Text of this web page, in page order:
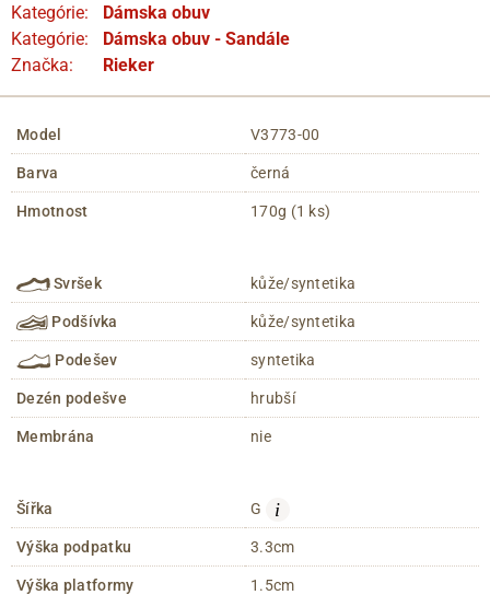
Kategórie:
Dámska obuv
Kategórie:
Dámska obuv - Sandále
Značka:
Rieker
Model V3773-00
Barva černá
Hmotnost 170g (1 ks)
Svršek kůže/syntetika
Podšívka kůže/syntetika
Podešev syntetika
Dezén podešve hrubší
Membrána nie
Šířka G i
Výška podpatku 3.3cm
Výška platformy 1.5cm